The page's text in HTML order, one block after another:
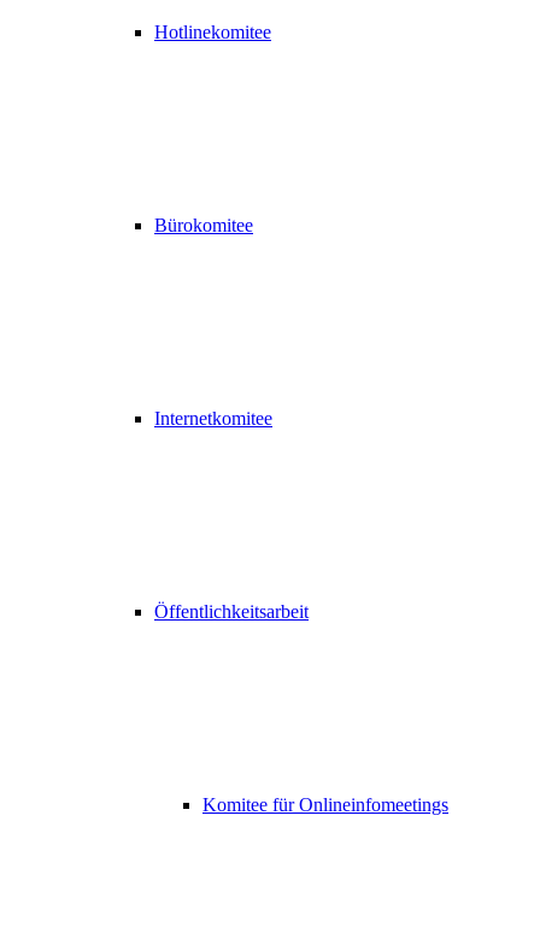
Hotlinekomitee
Bürokomitee
Internetkomitee
Öffentlichkeitsarbeit
Komitee für Onlineinfomeetings